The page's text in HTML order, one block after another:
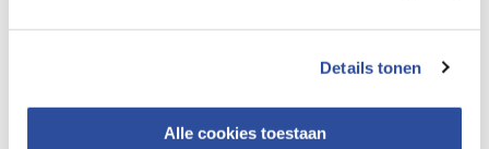
Details tonen
Alle cookies toestaan